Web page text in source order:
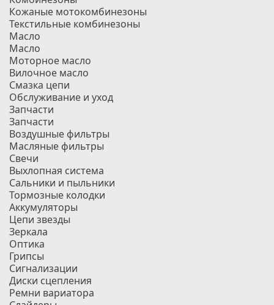
Кожаные мотокомбинезоны
Текстильные комбинезоны
Масло
Масло
Моторное масло
Вилочное масло
Смазка цепи
Обслуживание и уход
Запчасти
Запчасти
Воздушные фильтры
Масляные фильтры
Свечи
Выхлопная система
Сальники и пыльники
Тормозные колодки
Аккумуляторы
Цепи звезды
Зеркала
Оптика
Грипсы
Сигнализации
Диски сцепления
Ремни вариатора